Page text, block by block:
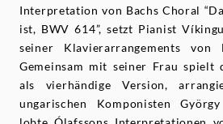
Interpretation von Bachs Choral
ist, BWV 614”, setzt Pianist
seiner Klavierarrangements
Gemeinsam mit seiner Frau spielt
als vierhändige Version,
ungarischen Komponisten